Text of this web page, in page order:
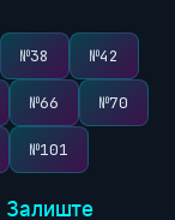
№38 №42
№66 №70
№101
Залиште